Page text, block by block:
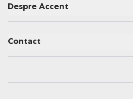
Despre Accent
Contact